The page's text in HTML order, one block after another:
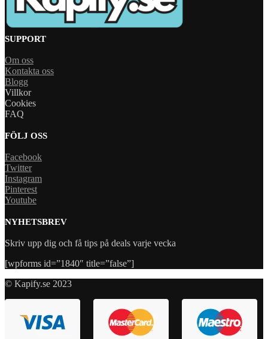
SUPPORT
Om oss
Kontakta oss
Blogg
Villkor
Cookies
FAQ
FÖLJ OSS
Facebook
Twitter
Instagram
Pinterest
Youtube
NYHETSBREV
Skriv upp dig och få tips på deals varje vecka
[wpforms id=”1840″ title=”false”]
© Kapify.se 2023